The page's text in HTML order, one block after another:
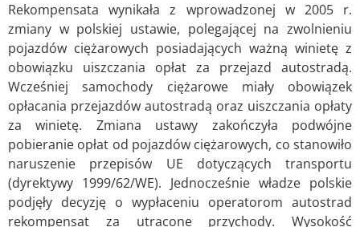
Rekompensata wynikała z wprowadzonej w 2005 r.
zmiany w polskiej ustawie, polegającej na zwolnieniu
pojazdów ciężarowych posiadających ważną winietę z
obowiązku uiszczania opłat za przejazd autostradą.
Wcześniej samochody ciężarowe miały obowiązek
opłacania przejazdów autostradą oraz uiszczania opłaty
za winietę. Zmiana ustawy zakończyła podwójne
pobieranie opłat od pojazdów ciężarowych, co stanowiło
naruszenie przepisów UE dotyczących transportu
(dyrektywy 1999/62/WE). Jednocześnie władze polskie
podjęły decyzję o wypłaceniu operatorom autostrad
rekompensat za utracone przychody. Wysokość